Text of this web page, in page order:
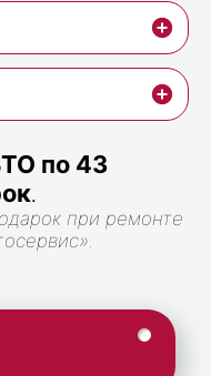
по 43
.
при ремонте